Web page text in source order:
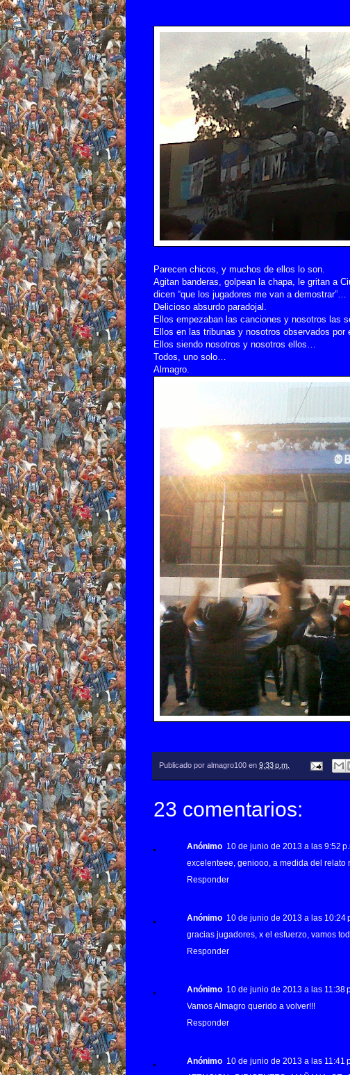
Parecen chicos, y muchos de ellos lo son.
Agitan banderas, golpean la chapa, le gritan a
dicen “que los jugadores me van a demostrar”…
Delicioso absurdo paradojal.
Ellos empezaban las canciones y nosotros las
Ellos en las tribunas y nosotros observados por
Ellos siendo nosotros y nosotros ellos…
Todos, uno solo…
Almagro.
Publicado por almagro100 en 9:33 p.m.
23 comentarios:
Anónimo 10 de junio de 2013 a las 9:52
excelenteee, geniooo, a medida del
Responder
Anónimo 10 de junio de 2013 a las 10:24
gracias jugadores, x el esfuerzo, vamos
Responder
Anónimo 10 de junio de 2013 a las 11:38
Vamos Almagro querido a volver!!!
Responder
Anónimo 10 de junio de 2013 a las 11:41